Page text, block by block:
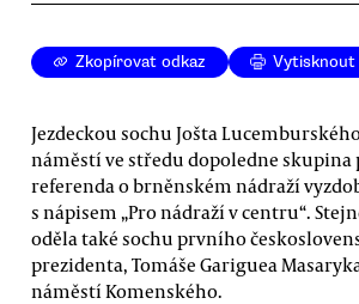
Zkopírovat odkaz Vytisknout
Jezdeckou sochu Jošta
náměstí ve středu dopoledne
referenda o brněnském nádraží
s nápisem „Pro nádraží v centru“.
oděla také sochu prvního
prezidenta, Tomáše Gariguea
náměstí Komenského.